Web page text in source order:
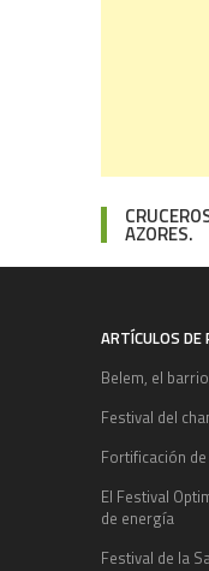
AZORES.
ARTÍCULOS DE
Belem, el
Festival del
Fortificación
El Festival
de energía
Festival de la